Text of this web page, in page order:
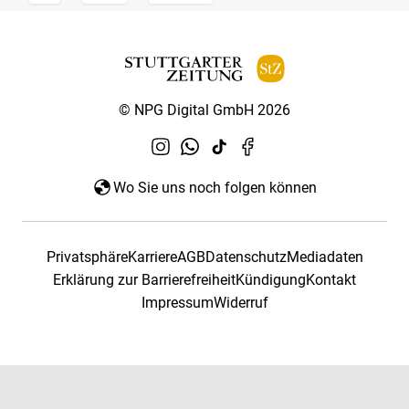
© NPG Digital GmbH 2026
Wo Sie uns noch folgen können
PrivatsphäreKarriereAGBDatenschutzMediadaten
Erklärung zur BarrierefreiheitKündigungKontakt
ImpressumWiderruf